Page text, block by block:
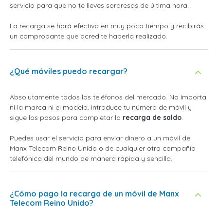
servicio para que no te lleves sorpresas de última hora.
La recarga se hará efectiva en muy poco tiempo y recibirás
un comprobante que acredite haberla realizado.
¿Qué móviles puedo recargar?
Absolutamente todos los teléfonos del mercado. No importa
ni la marca ni el modelo, introduce tu número de móvil y
sigue los pasos para completar la recarga de saldo.
Puedes usar el servicio para enviar dinero a un móvil de
Manx Telecom Reino Unido o de cualquier otra compañía
telefónica del mundo de manera rápida y sencilla.
¿Cómo pago la recarga de un móvil de Manx
Telecom Reino Unido?